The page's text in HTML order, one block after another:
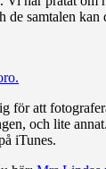
de samtalen kan
för att
och lite
iTunes.